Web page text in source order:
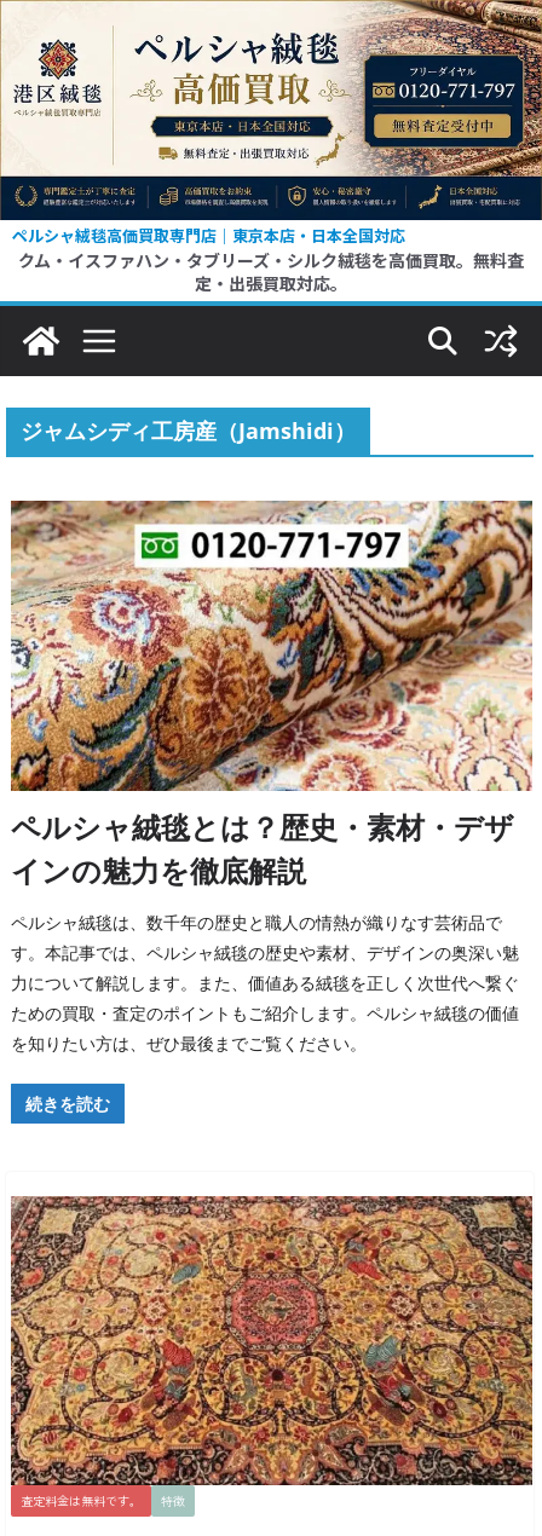
テ
へ
ス
ッ
ペルシャ絨毯高価買取専門店｜東京本店・日本全国対応
クム・イスファハン・タブリーズ・シルク絨毯を高価買取。無料査
定・出張買取対応。
ジャムシディ工房産（Jamshidi）
ペルシャ絨毯とは？歴史・素材・デザ
インの魅力を徹底解説
ペルシャ絨毯は、数千年の歴史と職人の情熱が織りなす芸術品で
す。本記事では、ペルシャ絨毯の歴史や素材、デザインの奥深い魅
力について解説します。また、価値ある絨毯を正しく次世代へ繋ぐ
ための買取・査定のポイントもご紹介します。ペルシャ絨毯の価値
を知りたい方は、ぜひ最後までご覧ください。
続きを読む
査定料金は無料です。 特徴